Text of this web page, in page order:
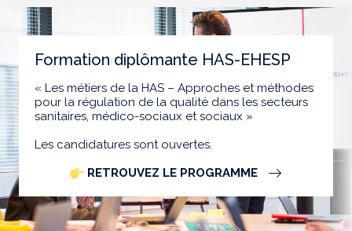
Formation diplômante HAS-EHESP
« Les métiers de la HAS – Approches et méthodes
pour la régulation de la qualité dans les secteurs
sanitaires, médico-sociaux et sociaux »
Les candidatures sont ouvertes.
RETROUVEZ LE PROGRAMME